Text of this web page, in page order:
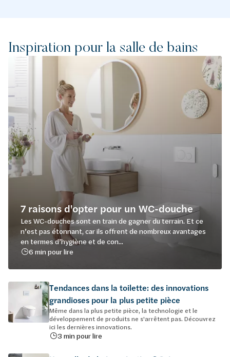
Inspiration pour la salle de bains
7 raisons d'opter pour un WC-douche
Les WC-douches sont en train de gagner du terrain. Et ce
n’est pas étonnant, car ils offrent de nombreux avantages
en termes d’hygiène et de con...
6 min pour lire
Tendances dans la toilette: des innovations
grandioses pour la plus petite pièce
Même dans la plus petite pièce, la technologie et le
développement de produits ne s'arrêtent pas. Découvrez
ici les dernières innovations.
3 min pour lire